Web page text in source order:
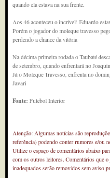
quando ela estava na sua frente.
Aos 46 aconteceu o incrível! Eduardo
Porém o jogador do moleque travesso
perdendo a chance da vitória
Na décima primeira rodada o Taubaté
de setembro, quando enfrentará no
Já o Moleque Travesso, enfrenta no
Javari
Fonte:Futebol Interior
Atenção: Algumas notícias são
referência) podendo conter rumores e/ou
Utilize o espaço de comentários abaixo
com os outros leitores. Comentários que
inadequados serão removidos sem aviso